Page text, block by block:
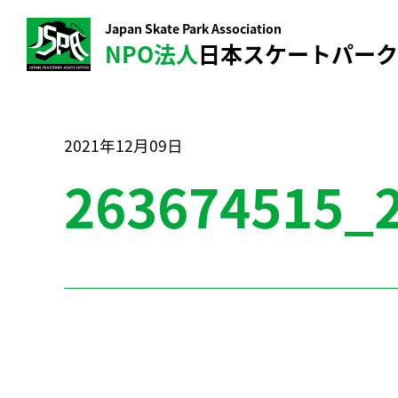
Japan Skate Park Association
NPO法人日本スケートパー
2021年12月09日